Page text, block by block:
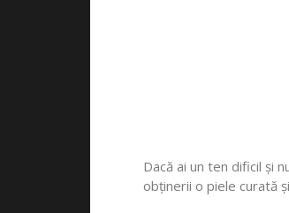
Dacă ai un ten dificil și
obținerii o piele curată